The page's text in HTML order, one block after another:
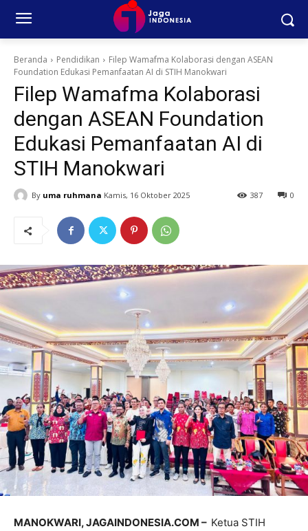
Beranda Pendidikan
Filep Wamafma Kolaborasi dengan ASEAN
Foundation Edukasi Pemanfaatan AI di STIH Manokwari
Filep Wamafma Kolaborasi
dengan ASEAN Foundation
Edukasi Pemanfaatan AI di
STIH Manokwari
By uma ruhmana Kamis, 16 Oktober 2025 0
387
MANOKWARI, JAGAINDONESIA.COM – Ketua STIH